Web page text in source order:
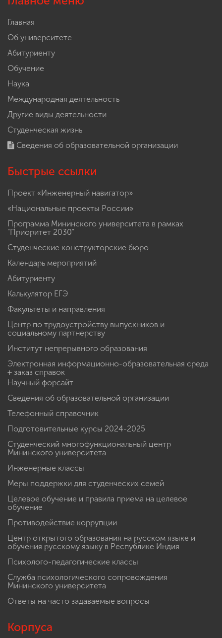
Главная
Об университете
Абитуриенту
Обучение
Наука
Международная деятельность
Другие виды деятельности
Студенческая жизнь
Сведения об образовательной организации
Быстрые ссылки
Проект «Инженерный навигатор»
«Национальные проекты России»
Программа Мининского университета в рамках
"Приоритет 2030"
Студенческие конструкторские бюро
Календарь мероприятий
Абитуриенту
Калькулятор ЕГЭ
Факультеты и направления
Центр по трудоустройству выпускников и
социальному партнерству
Институт непрерывного образования
Электронная информационно-образовательная среда
+ заказ справок
Научный форсайт
Сведения об образовательной организации
Телефонный справочник
Подготовительные курсы 2024-2025
Студенческий многофункциональный центр
Мининского университета
Инженерные классы
Меры поддержки для студенческих семей
Целевое обучение и правила приема на целевое
обучение
Противодействие коррупции
Центр открытого образования на русском языке и
обучения русскому языку в Республике Индия
Психолого-педагогические классы
Служба психологического сопровождения
Мининского университета
Ответы на часто задаваемые вопросы
Корпуса